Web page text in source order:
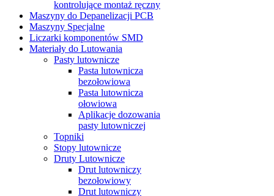
kontrolujące montaż ręczny
Maszyny do Depanelizacji PCB
Maszyny Specjalne
Liczarki komponentów SMD
Materiały do Lutowania
Pasty lutownicze
Pasta lutownicza
bezołowiowa
Pasta lutownicza
ołowiowa
Aplikacje dozowania
pasty lutowniczej
Topniki
Stopy lutownicze
Druty Lutownicze
Drut lutowniczy
bezołowiowy
Drut lutowniczy